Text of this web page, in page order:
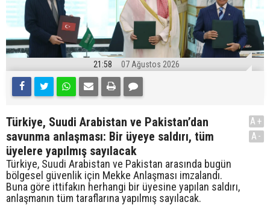
21:58 07 Ağustos 2026
Türkiye, Suudi Arabistan ve Pakistan’dan
savunma anlaşması: Bir üyeye saldırı, tüm
üyelere yapılmış sayılacak
Türkiye, Suudi Arabistan ve Pakistan arasında bugün
bölgesel güvenlik için Mekke Anlaşması imzalandı.
Buna göre ittifakın herhangi bir üyesine yapılan saldırı,
anlaşmanın tüm taraflarına yapılmış sayılacak.
A+
A-